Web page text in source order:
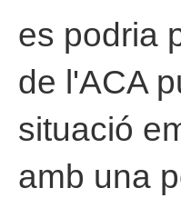
es podria
de l'ACA
situació
amb una